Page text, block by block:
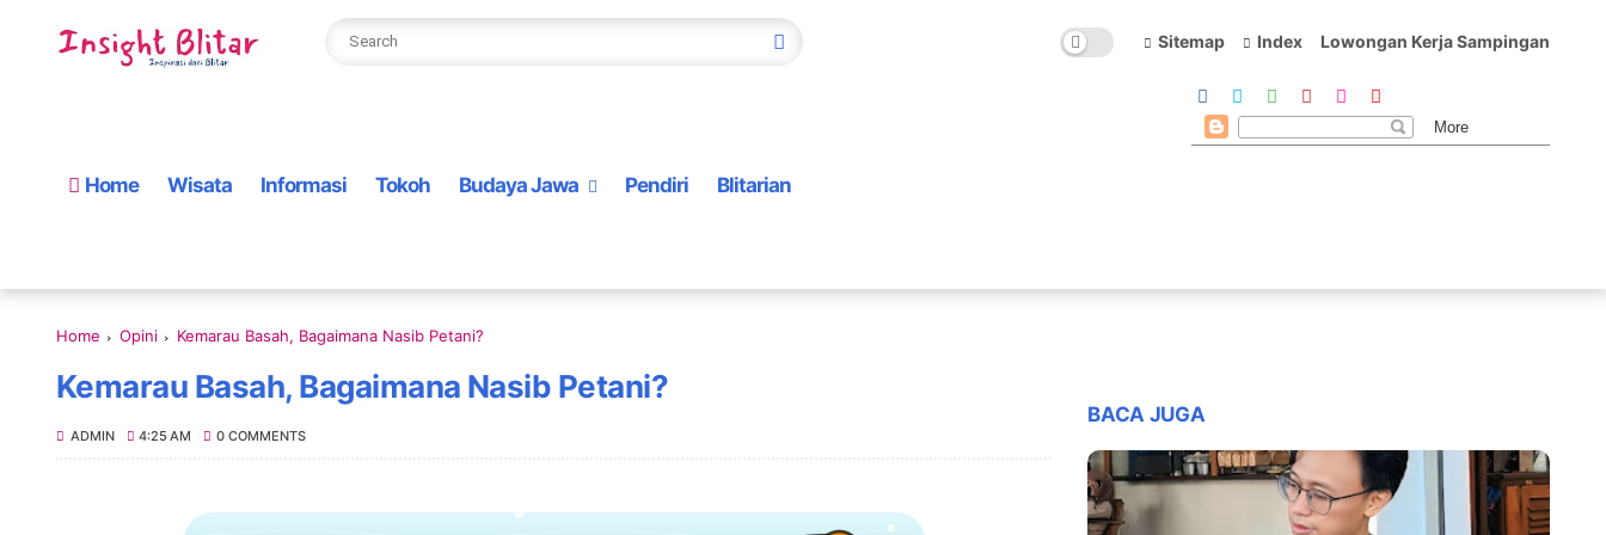
Sitemap Index Lowongan Kerja Sampingan
Home Wisata Informasi Tokoh Budaya Jawa Pendiri Blitarian
Home Opini Kemarau Basah, Bagaimana Nasib Petani?
Kemarau Basah, Bagaimana Nasib Petani?
ADMIN 4:25 AM 0 COMMENTS
BACA JUGA